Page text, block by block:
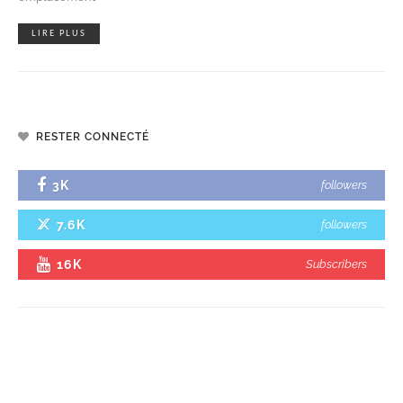
LIRE PLUS
RESTER CONNECTÉ
3K followers
7.6K followers
16K Subscribers